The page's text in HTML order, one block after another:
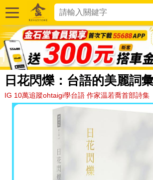
日花閃爍：台語的美麗詞
IG 10萬追蹤ohtaigi學台語 作家温若喬首部詩集